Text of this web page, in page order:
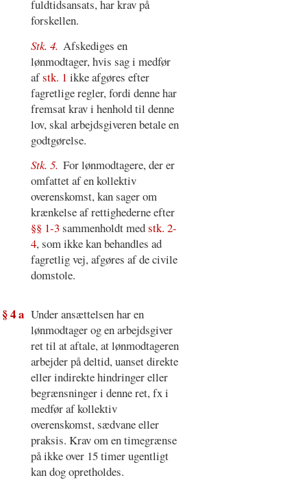
fuldtidsansats, har krav på
forskellen.
Stk. 4. Afskediges en
lønmodtager, hvis sag i medfør
afstk. 1 ikke afgøres efter
fagretlige regler, fordi denne har
fremsat krav i henhold til denne
lov, skal arbejdsgiveren betale en
godtgørelse.
Stk. 5. For lønmodtagere, der er
omfattet af en kollektiv
overenskomst, kan sager om
krænkelse af rettighederne efter
§§ 1-3sammenholdt medstk. 2-
4, som ikke kan behandles ad
fagretlig vej, afgøres af de civile
domstole.
§ 4 a Under ansættelsen har en
lønmodtager og en arbejdsgiver
ret til at aftale, at lønmodtageren
arbejder på deltid, uanset direkte
eller indirekte hindringer eller
begrænsninger i denne ret, fx i
medfør af kollektiv
overenskomst, sædvane eller
praksis. Krav om en timegrænse
på ikke over 15 timer ugentligt
kan dog opretholdes.